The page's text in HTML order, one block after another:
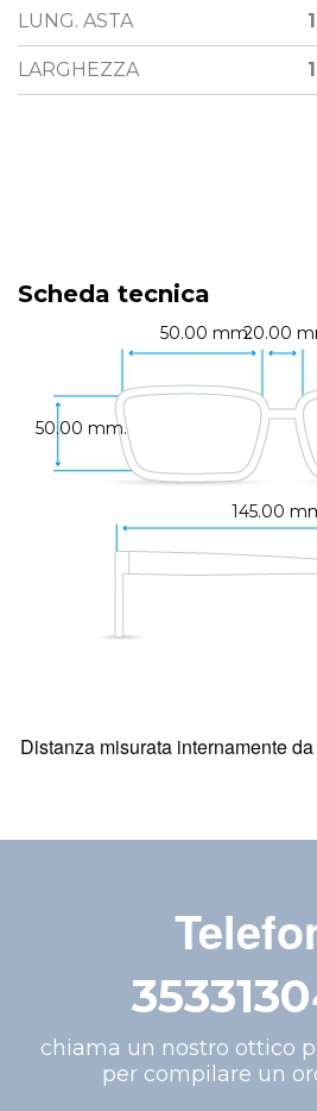
LUNG. ASTA
LARGHEZZA
Scheda tecnica
50.00 mm.20.00
145.00
50.00 mm.
Distanza misurata internamente
chiama un nostro ottico
per compilare un